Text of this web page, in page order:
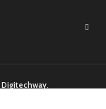
Digitechway